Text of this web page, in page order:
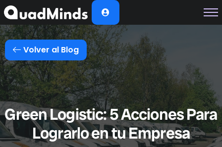
Soluciones
Módulos
Casos de Éxito
Planes
Nosotros
Volver al Blog
Green Logistic: 5 Acciones Para
Lograrlo en tu Empresa